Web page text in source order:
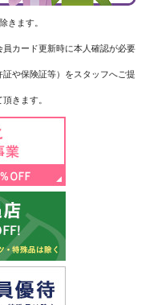
きます。
カード更新時に本人確認が必要
や保険証等）をスタッフへご提
きます。